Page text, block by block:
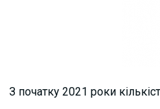
З початку 2021 роки